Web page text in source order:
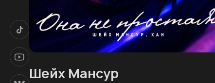
Шейх Мансур